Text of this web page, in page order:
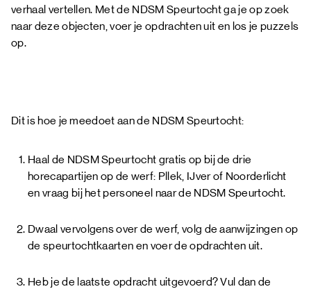
verhaal vertellen. Met de NDSM Speurtocht ga je op zoek
naar deze objecten, voer je opdrachten uit en los je puzzels
op.
Dit is hoe je meedoet aan de NDSM Speurtocht:
Haal de NDSM Speurtocht gratis op bij de drie
horecapartijen op de werf: Pllek, IJver of Noorderlicht
en vraag bij het personeel naar de NDSM Speurtocht.
Dwaal vervolgens over de werf, volg de aanwijzingen op
de speurtochtkaarten en voer de opdrachten uit.
Heb je de laatste opdracht uitgevoerd? Vul dan de